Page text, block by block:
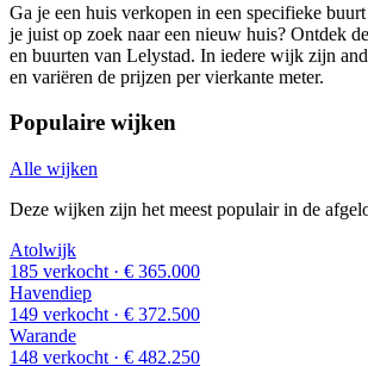
Ga je een huis verkopen in een specifieke
je juist op zoek naar een nieuw huis? Ontdek
en buurten van Lelystad. In iedere wijk zijn
en variëren de prijzen per vierkante meter.
Populaire wijken
Alle wijken
Deze wijken zijn het meest populair in de
Atolwijk
185 verkocht · € 365.000
Havendiep
149 verkocht · € 372.500
Warande
148 verkocht · € 482.250